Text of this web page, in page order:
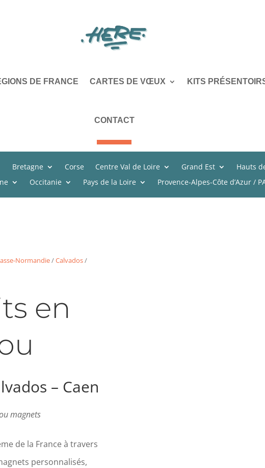
DE FRANCE CARTES DE VŒUX KITS
CONTACT
Bretagne Corse Centre Val de Loire Grand Est Hauts
Occitanie Pays de la Loire Provence-Alpes-Côte d’Azur /
Normandie/Calvados/
en
– Caen
magnets
de la France à travers
personnalisés,